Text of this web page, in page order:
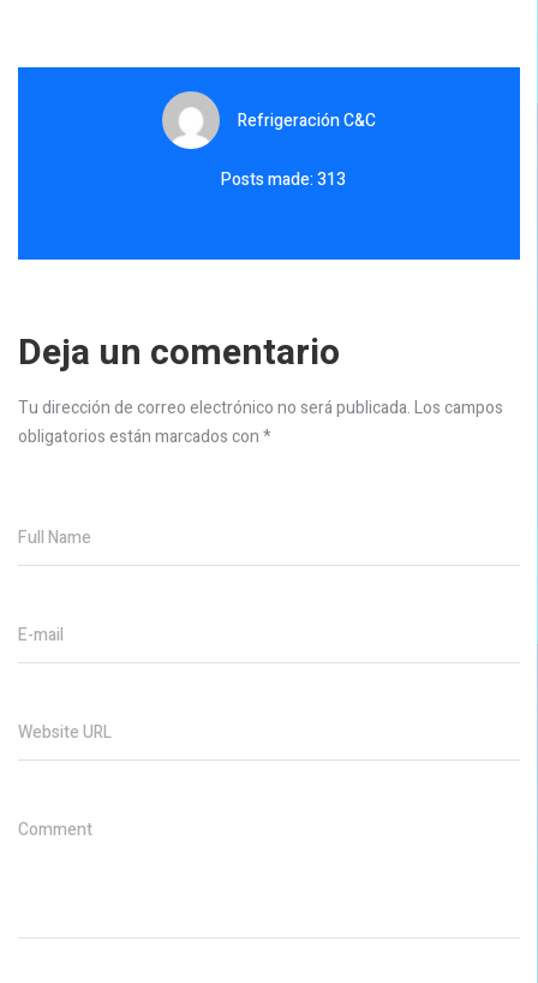
Refrigeración C&C
Posts made: 313
Deja un comentario
Tu dirección de correo electrónico no será publicada.Los campos
obligatorios están marcados con*
Full Name
E-mail
Website URL
Comment